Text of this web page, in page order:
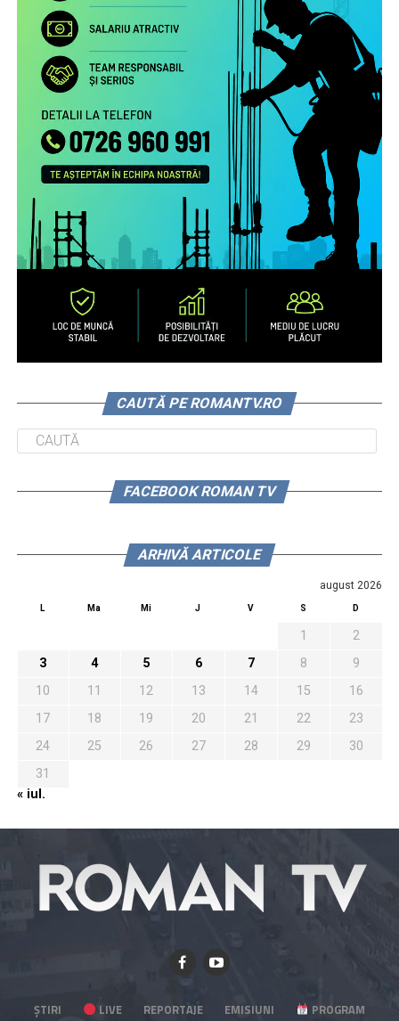
CAUTĂ PE ROMANTV.RO
FACEBOOK ROMAN TV
ARHIVĂ ARTICOLE
august 2026
L Ma Mi J V S D
1
2
3
4 5 6 7 8
9
10
11 12 13 14 15
16
17
18 19 20 21 22
23
24
25 26 27 28 29
30
31
« iul.
ȘTIRI LIVE REPORTAJE EMISIUNI PROGRAM